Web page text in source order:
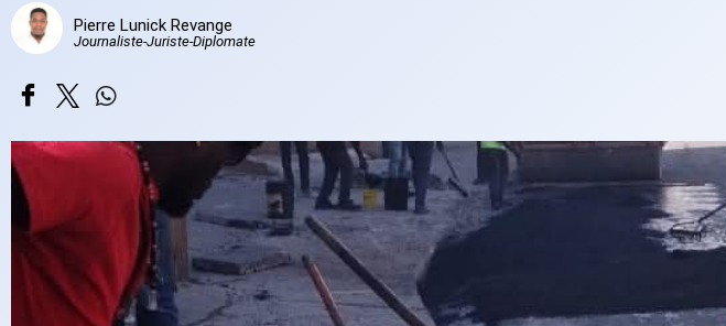
Pierre Lunick Revange
Journaliste-Juriste-Diplomate